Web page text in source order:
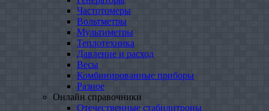
Частотомеры
Вольтметры
Мультиметры
Теплотехника
Давление и расход
Весы
Комбинированные приборы
Разное
Онлайн справочники
Отечественные стабилитроны